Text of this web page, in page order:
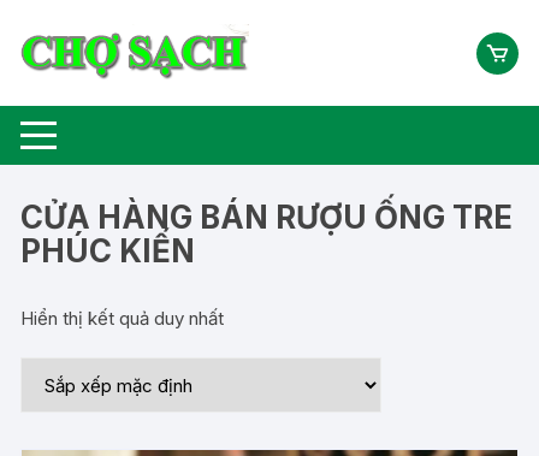
CỬA HÀNG BÁN RƯỢU ỐNG TRE
PHÚC KIẾN
Hiển thị kết quả duy nhất